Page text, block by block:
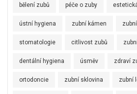
bělení zubů péče o zuby
ústní hygiena zubní kámen
stomatologie citlivost zubů
dentální hygiena úsměv zdraví
ortodoncie zubní sklovina zubní